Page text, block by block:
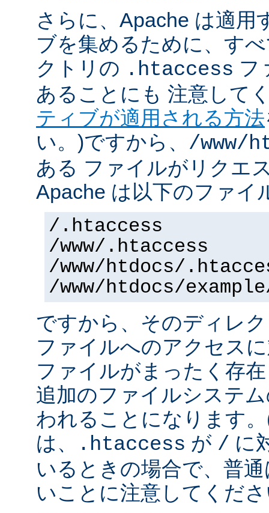
さらに、Apache は適用
ブを集めるために、す
クトリの .htaccess フ
あることにも 注意して
ティブが適用される方法
い。)ですから、 /www/
ある ファイルがリクエ
Apache は以下のファイ
/.htaccess
/www/.htaccess
/www/htdocs/
/www/htdocs/
ですから、そのディレ
ファイルへのアクセス
ファイルがまったく存
追加のファイルシステ
われることになります
は、
.htaccess が / に
いるときの場合で、普
いことに注意してくだ